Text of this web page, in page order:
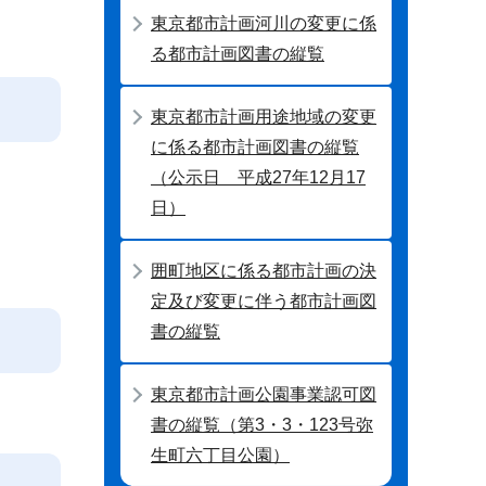
東京都市計画河川の変更に係
る都市計画図書の縦覧
東京都市計画用途地域の変更
に係る都市計画図書の縦覧
（公示日 平成27年12月17
日）
囲町地区に係る都市計画の決
定及び変更に伴う都市計画図
書の縦覧
東京都市計画公園事業認可図
書の縦覧（第3・3・123号弥
生町六丁目公園）